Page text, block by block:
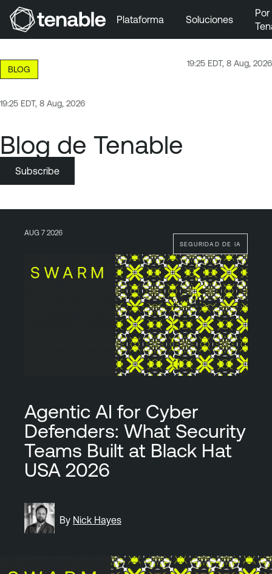
Ir al contenido principal
Ir al pie de página
Plataforma Soluciones
19:25 EDT, 8 Aug, 2026
BLOG
19:25 EDT, 8 Aug, 2026
Blog de Tenable
Subscribe
SEGURIDAD DE IA
AUG 7 2026
Agentic AI for Cyber
Defenders: What Security
Teams Built at Black Hat
USA 2026
By Nick Hayes